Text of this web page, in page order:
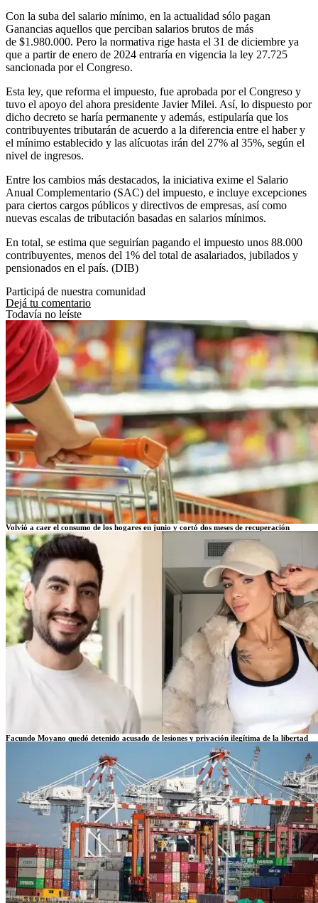
Con la suba del salario mínimo, en la actualidad sólo pagan
Ganancias aquellos que perciban salarios brutos de más
de $1.980.000. Pero la normativa rige hasta el 31 de diciembre ya
que a partir de enero de 2024 entraría en vigencia la ley 27.725
sancionada por el Congreso.
Esta ley, que reforma el impuesto, fue aprobada por el Congreso y
tuvo el apoyo del ahora presidente Javier Milei. Así, lo dispuesto por
dicho decreto se haría permanente y además, estipularía que los
contribuyentes tributarán de acuerdo a la diferencia entre el haber y
el mínimo establecido y las alícuotas irán del 27% al 35%, según el
nivel de ingresos.
Entre los cambios más destacados, la iniciativa exime el Salario
Anual Complementario (SAC) del impuesto, e incluye excepciones
para ciertos cargos públicos y directivos de empresas, así como
nuevas escalas de tributación basadas en salarios mínimos.
En total, se estima que seguirían pagando el impuesto unos 88.000
contribuyentes, menos del 1% del total de asalariados, jubilados y
pensionados en el país. (DIB)
Participá de nuestra comunidad
Dejá tu comentario
Todavía no leíste
Volvió a caer el consumo de los hogares en junio y cortó dos meses de recuperación
Facundo Moyano quedó detenido acusado de lesiones y privación ilegítima de la libertad